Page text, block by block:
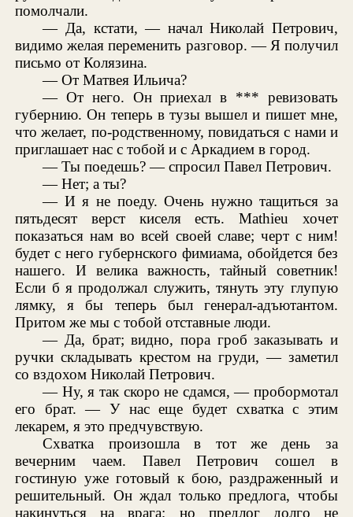
помолчали.
— Да, кстати, — начал Николай Петрович,
видимо желая переменить разговор. — Я получил
письмо от Колязина.
— От Матвея Ильича?
— От него. Он приехал в *** ревизовать
губернию. Он теперь в тузы вышел и пишет мне,
что желает, по-родственному, повидаться с нами и
приглашает нас с тобой и с Аркадием в город.
— Ты поедешь? — спросил Павел Петрович.
— Нет; а ты?
— И я не поеду. Очень нужно тащиться за
пятьдесят верст киселя есть. Mathieu хочет
показаться нам во всей своей славе; черт с ним!
будет с него губернского фимиама, обойдется без
нашего. И велика важность, тайный советник!
Если б я продолжал служить, тянуть эту глупую
лямку, я бы теперь был генерал-адъютантом.
Притом же мы с тобой отставные люди.
— Да, брат; видно, пора гроб заказывать и
ручки складывать крестом на груди, — заметил
со вздохом Николай Петрович.
— Ну, я так скоро не сдамся, — пробормотал
его брат. — У нас еще будет схватка с этим
лекарем, я это предчувствую.
Схватка произошла в тот же день за
вечерним чаем. Павел Петрович сошел в
гостиную уже готовый к бою, раздраженный и
решительный. Он ждал только предлога, чтобы
накинуться на врага; но предлог долго не